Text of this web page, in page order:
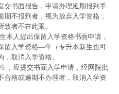
交书面报告，申请办理延期报到手
不报到者，视为放弃入学资格，
者不在此限。
本人提出保留入学资格书面申请，
留入学资格—年（专升本新生也可
取消入学资格。
，应提交书面入学申请，经网院批
合格或逾期不办理者，取消入学资